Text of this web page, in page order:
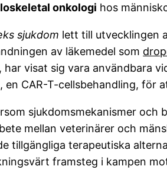
onkologi hos
sjukdom lett till utvecklingen
av läkemedel som
visat sig vara användbara
, en CAR-T-cellsbehandling, för
sjukdomsmekanismer och
mellan veterinärer och
tillgängliga terapeutiska
framsteg i kampen